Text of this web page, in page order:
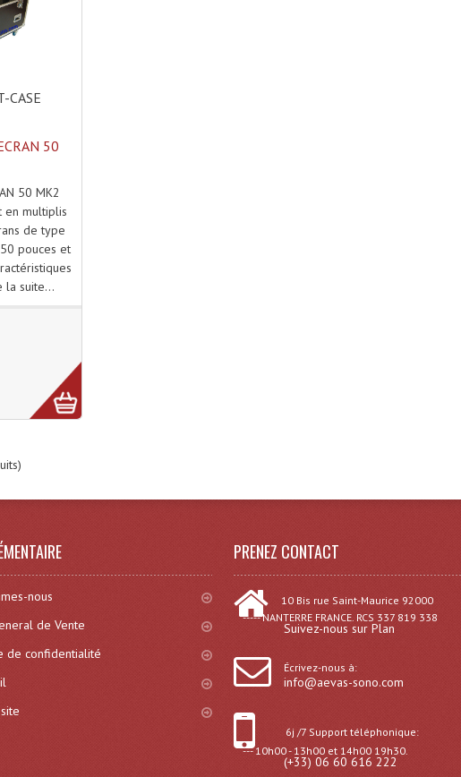
CASE
50
50 MK2
en multiplis
de type
pouces et
la suite...
nous
de Vente
de confidentialité
PRENEZ CONTACT
10 Bis rue Saint-Maurice 92000
----- NANTERRE FRANCE. RCS 337 819 338
Suivez-nous sur Plan
Écrivez-nous à:
info@aevas-sono.com
6j /7 Support téléphonique:
--- 10h00 - 13h00 et 14h00 19h30.
(+33) 06 60 616 222